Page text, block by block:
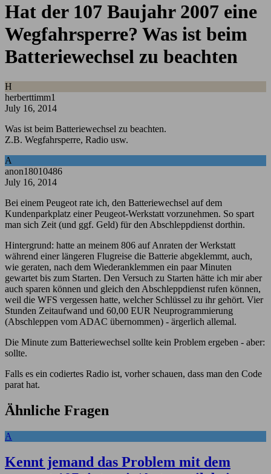
Hat der 107 Baujahr 2007 eine
Wegfahrsperre? Was ist beim
Batteriewechsel zu beachten
H
herberttimm1
July 16, 2014
Was ist beim Batteriewechsel zu beachten.
Z.B. Wegfahrsperre, Radio usw.
A
anon18010486
July 16, 2014
Bei einem Peugeot rate ich, den Batteriewechsel auf dem
Kundenparkplatz einer Peugeot-Werkstatt vorzunehmen. So spart
man sich Zeit (und ggf. Geld) für den Abschleppdienst dorthin.
Hintergrund: hatte an meinem 806 auf Anraten der Werkstatt
während einer längeren Flugreise die Batterie abgeklemmt, auch,
wie geraten, nach dem Wiederanklemmen ein paar Minuten
gewartet bis zum Starten. Den Versuch zu Starten hätte ich mir aber
auch sparen können und gleich den Abschleppdienst rufen können,
weil die WFS vergessen hatte, welcher Schlüssel zu ihr gehört. Vier
Stunden Zeitaufwand und 60,00 EUR Neuprogrammierung
(Abschleppen vom ADAC übernommen) - ärgerlich allemal.
Die Minute zum Batteriewechsel sollte kein Problem ergeben - aber:
sollte.
Falls es ein codiertes Radio ist, vorher schauen, dass man den Code
parat hat.
Ähnliche Fragen
A
Kennt jemand das Problem mit dem